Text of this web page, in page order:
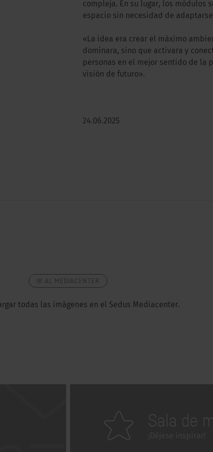
compleja. En su lugar, los módulos
espacio sin necesidad de
«La idea era crear el máximo
dominara, sino que activara y
personas en el mejor sentido de la
visión de futuro».
24.06.2025
todas las imágenes en el Sed us Mediacenter.